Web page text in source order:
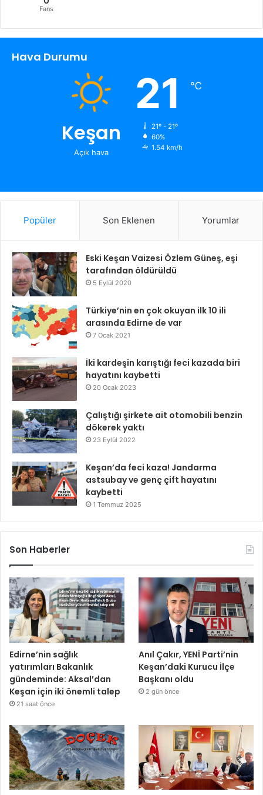
Fans
Hava Durumu
Keşan
Açık hava
21 ℃
21º - 21º
60%
1.54 km/h
Popüler Son Eklenen Yorumlar
Eski Keşan Vaizesi Özlem Güneş, eşi
tarafından öldürüldü
5 Eylül 2020
Türkiye’nin en çok okuyan ilk 10 ili
arasında Edirne de var
7 Ocak 2021
İki kardeşin karıştığı feci kazada biri
hayatını kaybetti
20 Ocak 2023
Çalıştığı şirkete ait otomobili benzin
dökerek yaktı
23 Eylül 2022
Keşan’da feci kaza! Jandarma
astsubay ve genç çift hayatını
kaybetti
1 Temmuz 2025
Son Haberler
Edirne’nin sağlık
yatırımları Bakanlık
gündeminde: Aksal’dan
Keşan için iki önemli talep
21 saat önce
Anıl Çakır, YENİ Parti’nin
Keşan’daki Kurucu İlçe
Başkanı oldu
2 gün önce